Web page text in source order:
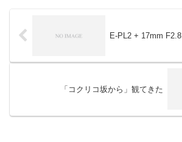
E-PL2 + 17mm
「コクリコ坂から」観てきた